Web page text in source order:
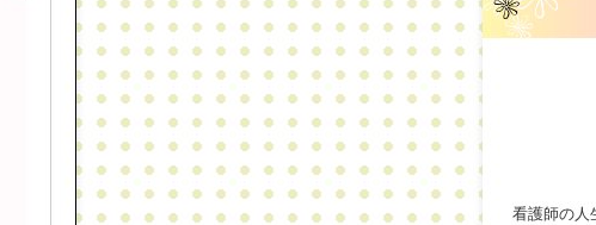
看護師の